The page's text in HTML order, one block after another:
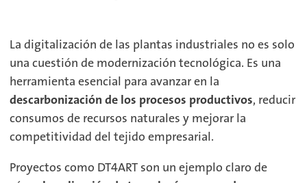
La digitalización de las plantas industriales no es solo
una cuestión de modernización tecnológica. Es una
herramienta esencial para avanzar en la
descarbonización de los procesos productivos, reducir
consumos de recursos naturales y mejorar la
competitividad del tejido empresarial.
Proyectos como DT4ART son un ejemplo claro de